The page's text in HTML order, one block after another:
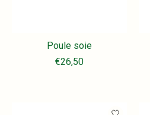
Poule soie
€26,50